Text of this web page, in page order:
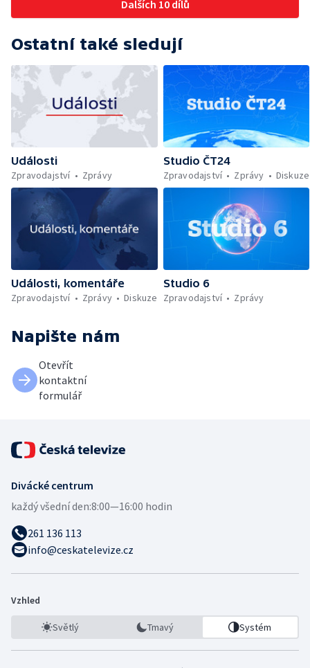
Dalších 10 dílů
Ostatní také sledují
Události
Zpravodajství
Zprávy
Studio ČT24
Zpravodajství
Zprávy Diskuze
Události, komentáře
Zpravodajství
Zprávy Diskuze
Studio 6
Zpravodajství
Zprávy
Napište nám
Otevřít
kontaktní
formulář
Divácké centrum
každý všední den:8:00—16:00 hodin
261 136 113
info@ceskatelevize.cz
Vzhled
Světlý Tmavý Systém